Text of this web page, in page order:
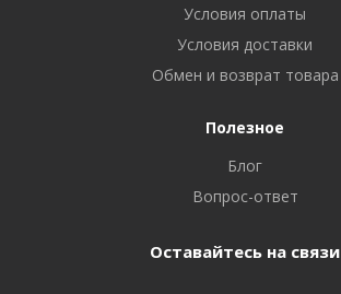
Условия оплаты
Условия доставки
Обмен и возврат товара
Полезное
Блог
Вопрос-ответ
Оставайтесь на связи